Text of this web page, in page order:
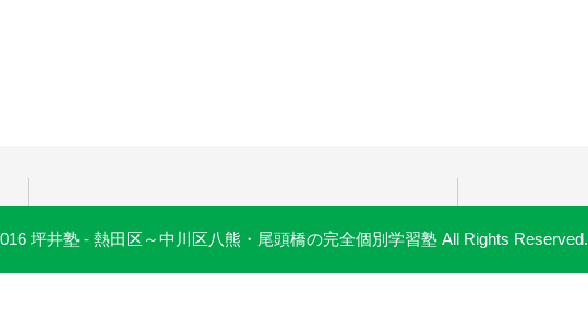
坪井塾 - 熱田区～中川区八熊・尾頭橋の完全個別学習塾 All Rights Reserved.